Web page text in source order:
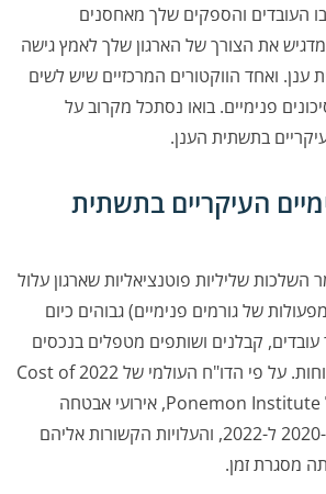
העובדים והספקים שלך מאחסנים
את הצורך של הארגון שלך לאמץ גישה
ואחד הווקטורים המרכזיים שיש לשים
פנימיים. בואו נסתכל מקרוב על
בתשתית הענן.
העיקריים בתשתית
השלכות שליליות פוטנציאליות שארגון עלול
של גורמים פנימיים) גבוהים כיום
עובדים, קבלנים ושותפים מטפלים בנכסים
רגישים בדרכים לא בטוחות. על פי הדו"ח העולמי של 2022 Cost of
Insider Threats של Ponemon Institute, אירועי אבטחה
פנימיים עלו ב-44% מ-2020 ל-2022, והעלויות הקשורות אליהם